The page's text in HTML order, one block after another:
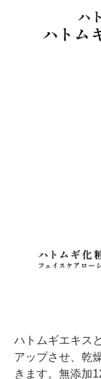
ハトムギエキス
アップさせ、乾
きます。無添加